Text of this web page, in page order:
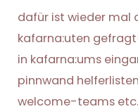
dafür ist wieder mal
kafarna:uten
in kafarna:ums
pinnwand
welcome-teams